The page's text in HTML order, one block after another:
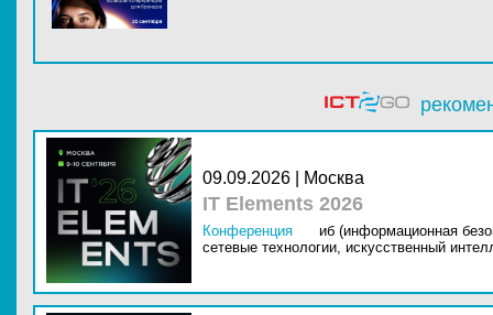
09.09.2026 | Москва
IT Elements 2026
Конференция
иб (информационная
сетевые технологии, искусственный